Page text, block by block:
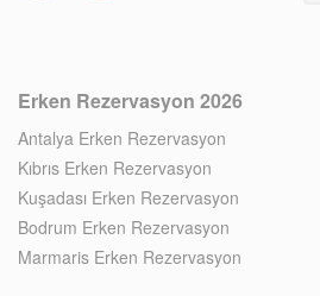
Erken Rezervasyon 2026
Antalya Erken Rezervasyon
Kıbrıs Erken Rezervasyon
Kuşadası Erken Rezervasyon
Bodrum Erken Rezervasyon
Marmaris Erken Rezervasyon